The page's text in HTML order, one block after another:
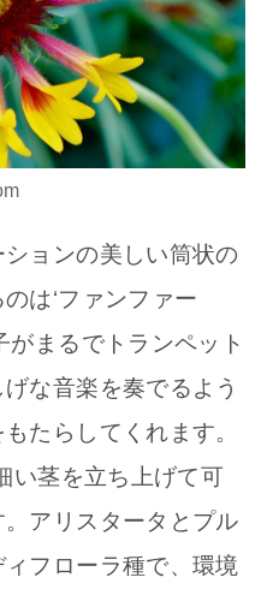
ョンの美しい筒状の
は‘ファンファー
がまるでトランペット
な音楽を奏でるよう
たらしてくれます。
い茎を立ち上げて可
アリスタータとプル
フローラ種で、環境